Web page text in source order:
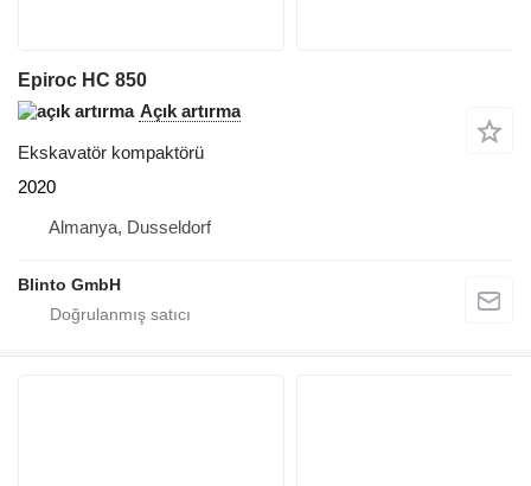
Epiroc HC 850
Açık artırma
Ekskavatör kompaktörü
2020
Almanya, Dusseldorf
Blinto GmbH